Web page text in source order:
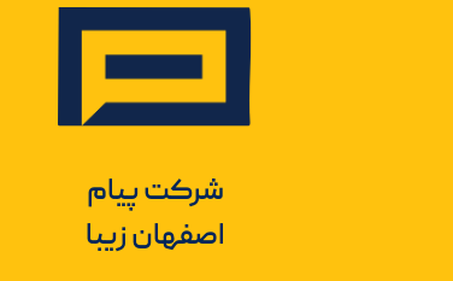
شرکت پیام
اصفهان زیبا